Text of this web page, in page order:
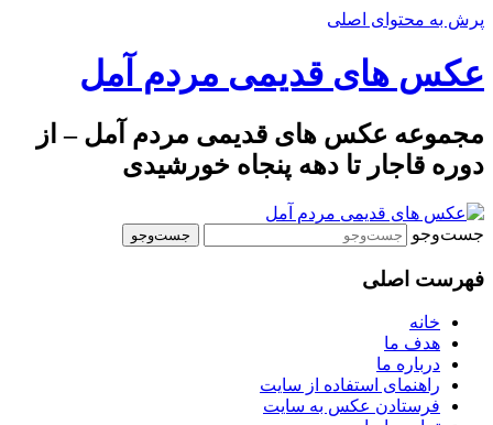
پرش به محتوای اصلی
عکس های قدیمی مردم آمل
مجموعه عکس های قدیمی مردم آمل – از
دوره قاجار تا دهه پنجاه خورشیدی
جست‌وجو
فهرست اصلی
خانه
هدف ما
درباره ما
راهنمای استفاده از سایت
فرستادن عکس به سایت